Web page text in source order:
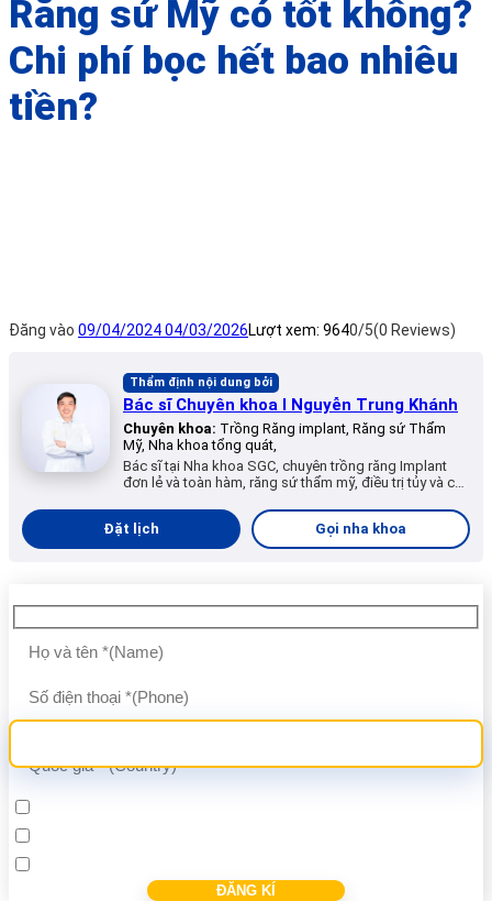
Răng sứ Mỹ có tốt không?
Chi phí bọc hết bao nhiêu
tiền?
Đăng vào 09/04/202404/03/2026Lượt xem: 9640/5(0 Reviews)
Thẩm định nội dung bởi
Bác sĩ Chuyên khoa I Nguyễn Trung Khánh
Chuyên khoa: Trồng Răng implant, Răng sứ Thẩm
Mỹ, Nha khoa tổng quát,
Bác sĩ tại Nha khoa SGC, chuyên trồng răng Implant
đơn lẻ và toàn hàm, răng sứ thẩm mỹ, điều trị tủy và các
Đặt lịch
Gọi nha khoa